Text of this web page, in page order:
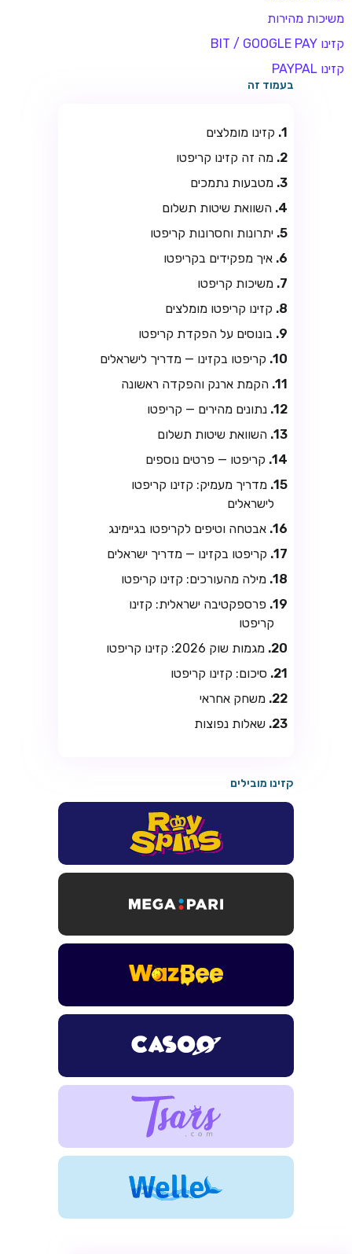
חינם על ההפקדות הראשונות
בונוס קבלת פנים: עד 125% בונוס עד €450 + 250 ספינים חינם
משיכות מהירות
קזינו BIT / GOOGLE PAY
קזינו PAYPAL
בעמוד זה
קזינו מומלצים
מה זה קזינו קריפטו
מטבעות נתמכים
השוואת שיטות תשלום
יתרונות וחסרונות קריפטו
איך מפקידים בקריפטו
משיכות קריפטו
קזינו קריפטו מומלצים
בונוסים על הפקדת קריפטו
קריפטו בקזינו — מדריך לישראלים
הקמת ארנק והפקדה ראשונה
נתונים מהירים — קריפטו
השוואת שיטות תשלום
קריפטו — פרטים נוספים
מדריך מעמיק: קזינו קריפטו
לישראלים
אבטחה וטיפים לקריפטו בגיימינג
קריפטו בקזינו — מדריך ישראלים
מילה מהעורכים: קזינו קריפטו
פרספקטיבה ישראלית: קזינו
קריפטו
מגמות שוק 2026: קזינו קריפטו
סיכום: קזינו קריפטו
משחק אחראי
שאלות נפוצות
קזינו מובילים